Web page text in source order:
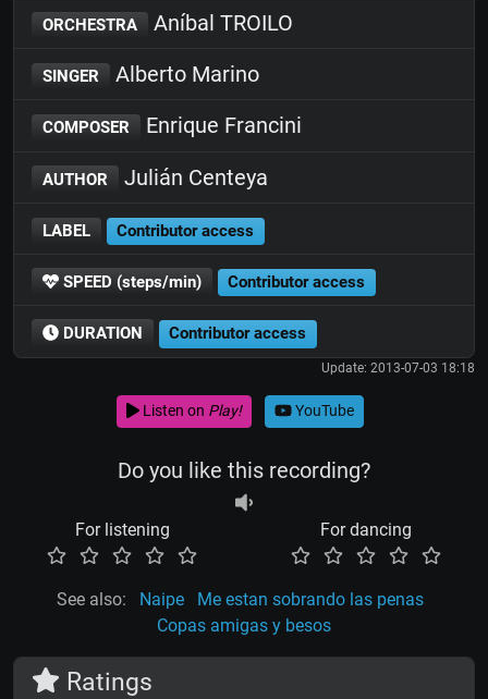
ORCHESTRA Aníbal TROILO
SINGER Alberto Marino
COMPOSER Enrique Francini
AUTHOR Julián Centeya
LABEL Contributor access
SPEED (steps/min) Contributor access
DURATION Contributor access
Update: 2013-07-03 18:18
Listen on Play! YouTube
Do you like this recording?
For listening For dancing
See also: Naipe
Me estan sobrando las penas
Copas amigas y besos
Ratings